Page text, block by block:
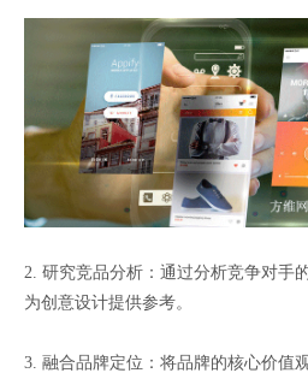
2. 研究竞品分析：通过分析竞争对手
为创意设计提供参考。
3. 融合品牌定位：将品牌的核心价值